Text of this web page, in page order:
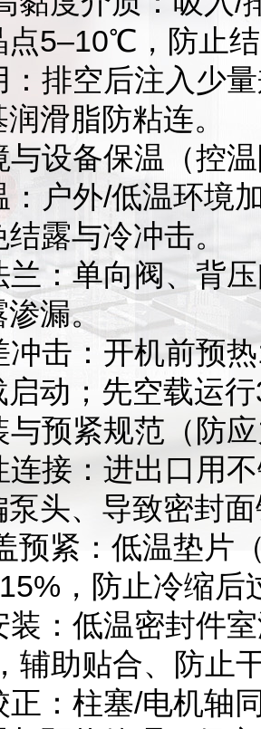
点5–10℃，防止
排空后注入少
滑脂防粘连。
设备保温（控
户外/低温环境
露与冷冲击。
：单向阀、背
渗漏。
击：开机前预
动；先空载运
预紧规范（防
接：进出口用
头、导致密封
紧：低温垫片（
，防止冷缩后
：低温密封件
辅助贴合、防止
：柱塞/电机轴